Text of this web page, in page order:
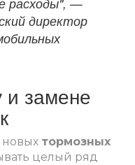
директор
замене
новых тормозных
целый ряд